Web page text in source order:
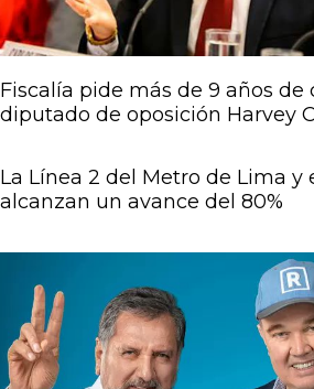
Fiscalía pide más de 9 años de
diputado de oposición Harvey
La Línea 2 del Metro de Lima y
alcanzan un avance del 80%